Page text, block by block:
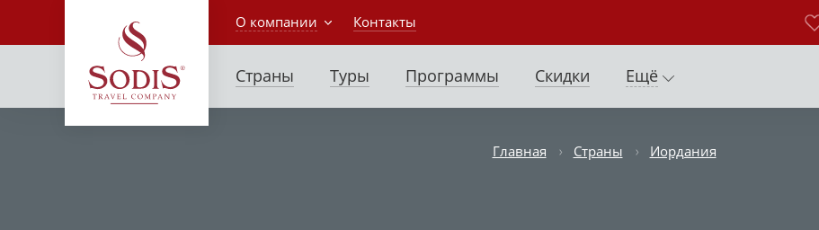
О компании Контакты
Страны Туры Программы Скидки Ещё
Главная Страны Иордания